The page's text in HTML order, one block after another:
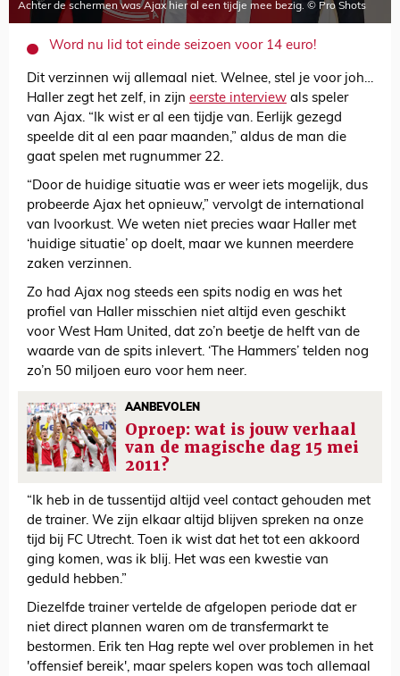
Achter de schermen was Ajax hier al een tijdje mee bezig. © Pro Shots
Word nu lid tot einde seizoen voor 14 euro!
Dit verzinnen wij allemaal niet. Welnee, stel je voor joh…
Haller zegt het zelf, in zijn eerste interview als speler
van Ajax. “Ik wist er al een tijdje van. Eerlijk gezegd
speelde dit al een paar maanden,” aldus de man die
gaat spelen met rugnummer 22.
“Door de huidige situatie was er weer iets mogelijk, dus
probeerde Ajax het opnieuw,” vervolgt de international
van Ivoorkust. We weten niet precies waar Haller met
‘huidige situatie’ op doelt, maar we kunnen meerdere
zaken verzinnen.
Zo had Ajax nog steeds een spits nodig en was het
profiel van Haller misschien niet altijd even geschikt
voor West Ham United, dat zo’n beetje de helft van de
waarde van de spits inlevert. ‘The Hammers’ telden nog
zo’n 50 miljoen euro voor hem neer.
AANBEVOLEN
Oproep: wat is jouw verhaal
van de magische dag 15 mei
2011?
“Ik heb in de tussentijd altijd veel contact gehouden met
de trainer. We zijn elkaar altijd blijven spreken na onze
tijd bij FC Utrecht. Toen ik wist dat het tot een akkoord
ging komen, was ik blij. Het was een kwestie van
geduld hebben.”
Diezelfde trainer vertelde de afgelopen periode dat er
niet direct plannen waren om de transfermarkt te
bestormen. Erik ten Hag repte wel over problemen in het
'offensief bereik', maar spelers kopen was toch allemaal